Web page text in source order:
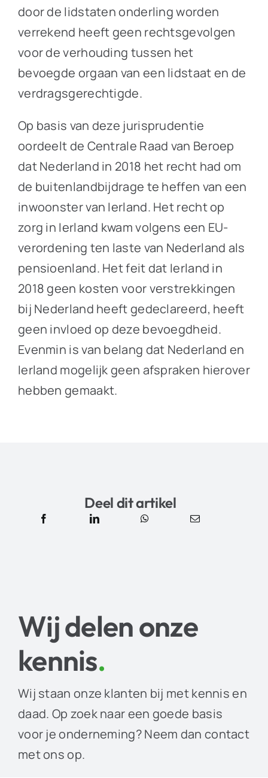
door de lidstaten onderling worden
verrekend heeft geen rechtsgevolgen
voor de verhouding tussen het
bevoegde orgaan van een lidstaat en de
verdragsgerechtigde.
Op basis van deze jurisprudentie
oordeelt de Centrale Raad van Beroep
dat Nederland in 2018 het recht had om
de buitenlandbijdrage te heffen van een
inwoonster van Ierland. Het recht op
zorg in Ierland kwam volgens een EU-
verordening ten laste van Nederland als
pensioenland. Het feit dat Ierland in
2018 geen kosten voor verstrekkingen
bij Nederland heeft gedeclareerd, heeft
geen invloed op deze bevoegdheid.
Evenmin is van belang dat Nederland en
Ierland mogelijk geen afspraken hierover
hebben gemaakt.
Deel dit artikel
Wij delen onze
kennis.
Wij staan onze klanten bij met kennis en
daad. Op zoek naar een goede basis
voor je onderneming? Neem dan contact
met ons op.